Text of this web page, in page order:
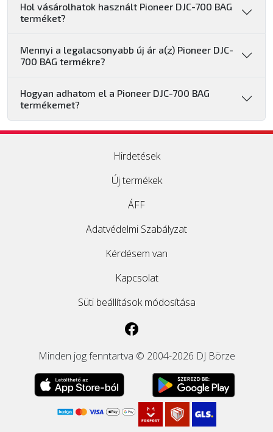
Hol vásárolhatok használt Pioneer DJC-700 BAG
terméket?
Mennyi a legalacsonyabb új ár a(z) Pioneer DJC-
700 BAG termékre?
Hogyan adhatom el a Pioneer DJC-700 BAG
termékemet?
Hirdetések
Új termékek
ÁFF
Adatvédelmi Szabályzat
Kérdésem van
Kapcsolat
Süti beállítások módosítása
Minden jog fenntartva © 2004-2026 DJ Börze